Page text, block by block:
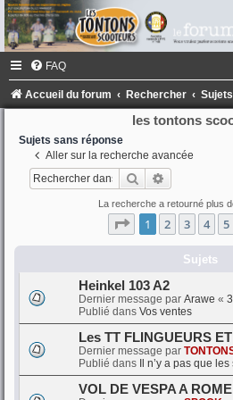
FAQ
Accueil du forum Rechercher
les tontons
Sujets sans réponse
Aller sur la recherche avancée
Rechercher
La recherche a retourné plus
Page 1sur20
1 2 3 4 5
Sujets
Heinkel 103 A2
Dernier message par Arawe «
Publié dans Vos ventes
Les TT FLINGUEURS
Dernier message par
Publié dans Il n’y a pas que
VOL DE VESPA A ROME